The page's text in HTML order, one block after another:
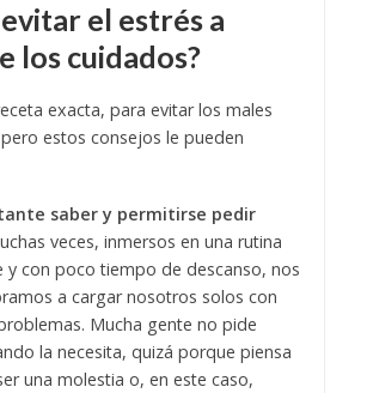
el estrés a
los cuidados?
exacta, para evitar los males
estos consejos le pueden
saber y permitirse pedir
veces, inmersos en una rutina
y con poco tiempo de descanso, nos
a cargar nosotros solos con
Mucha gente no pide
la necesita, quizá porque piensa
una molestia o, en este caso,